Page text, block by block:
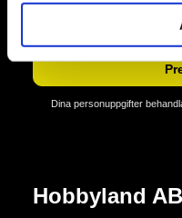
Dina personuppgifter
Hobbyland AB